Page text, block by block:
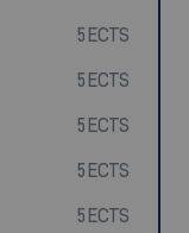
5 ECTS
5 ECTS
5 ECTS
5 ECTS
5 ECTS